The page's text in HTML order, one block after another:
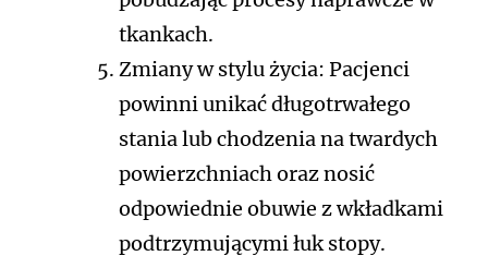
tkankach.
Zmiany w stylu życia: Pacjenci
powinni unikać długotrwałego
stania lub chodzenia na twardych
powierzchniach oraz nosić
odpowiednie obuwie z wkładkami
podtrzymującymi łuk stopy.